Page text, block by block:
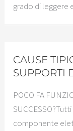
grado di leggere
CAUSE
SUPPORTI
POCO FA
componente